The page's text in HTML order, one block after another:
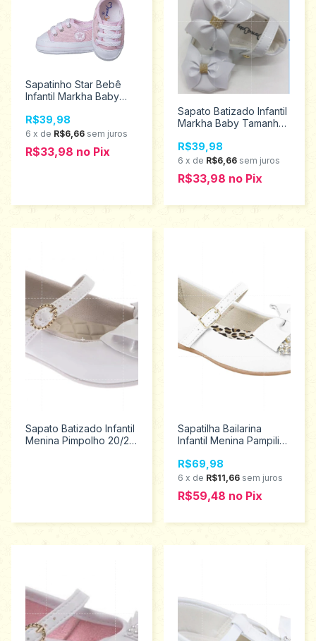
Sapatinho Star Bebê
Infantil Markha Baby
R$39,98
6 x de R$6,66 sem juros
R$33,98 no Pix
Sapato Batizado Infantil
Markha Baby Tamanhos
R$39,98
6 x de R$6,66 sem juros
R$33,98 no Pix
Sapato Batizado Infantil
Menina Pimpolho 20/25
Sapatilha Bailarina
Infantil Menina Pampili
188.195
R$69,98
6 x de R$11,66 sem juros
R$59,48 no Pix